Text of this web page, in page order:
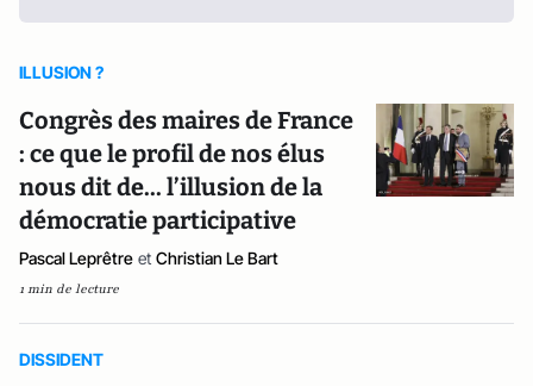
ILLUSION ?
Congrès des maires de France
: ce que le profil de nos élus
nous dit de... l’illusion de la
démocratie participative
Pascal Leprêtre et Christian Le Bart
1 min de lecture
DISSIDENT